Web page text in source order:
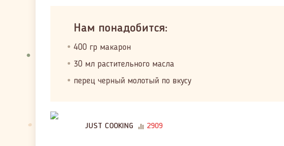
Нам понадобится:
400 гр макарон
30 мл растительного масла
перец черный молотый по вкусу
JUST COOKING 2909